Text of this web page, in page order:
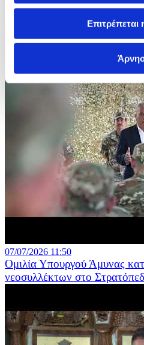
Επιτρέπεται
Η επένδυση στα σχολεία δεν
ΚΥΠΕ ο Πρόεδρος της
07/07/2026 11:50
Ομιλία Υπουργού Άμυνας
νεοσυλλέκτων στο